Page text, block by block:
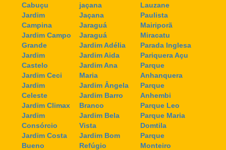
Cabuçu
Jardim
Campina
Jardim Campo
Grande
Jardim
Castelo
Jardim Ceci
Jardim
Celeste
Jardim Climax
Jardim
Consórcio
Jardim Costa
Bueno
jaçana
Jaçana
Jaraguá
Jaraguá
Jardim Adélia
Jardim Aida
Jardim Ana
Maria
Jardim Ângela
Jardim Barro
Branco
Jardim Bela
Vista
Jardim Bom
Refúgio
Lauzane
Paulista
Mairiporã
Miracatu
Parada Inglesa
Pariquera Açu
Parque
Anhanquera
Parque
Anhembi
Parque Leo
Parque Maria
Domtila
Parque
Monteiro